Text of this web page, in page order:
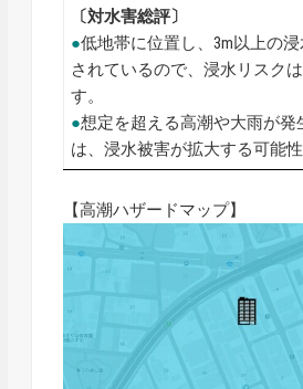
〔対水害総評〕
●低地帯に位置し、3m以上の
されているので、浸水リスク
す。
●想定を超える高潮や大雨が発
は、浸水被害が拡大する可能性
【高潮ハザードマップ】